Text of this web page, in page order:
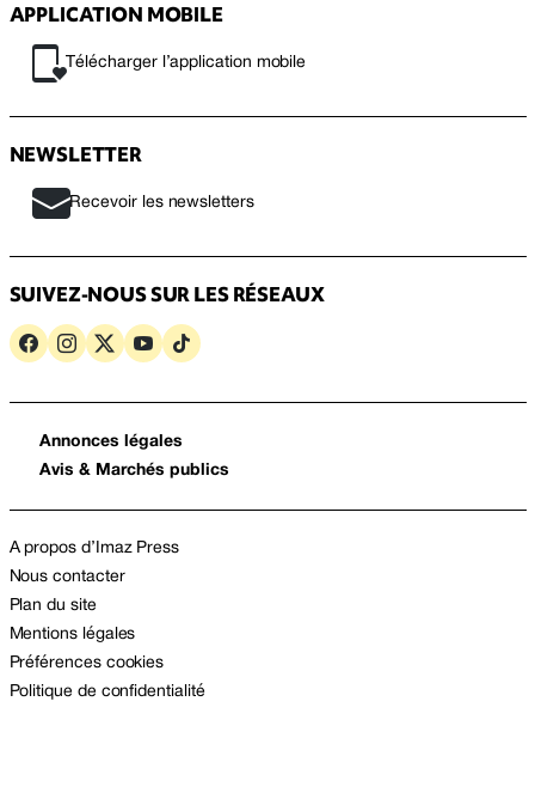
APPLICATION MOBILE
Télécharger l’application mobile
NEWSLETTER
Recevoir les newsletters
SUIVEZ-NOUS SUR LES RÉSEAUX
Annonces légales
Avis & Marchés publics
A propos d’Imaz Press
Nous contacter
Plan du site
Mentions légales
Préférences cookies
Politique de confidentialité